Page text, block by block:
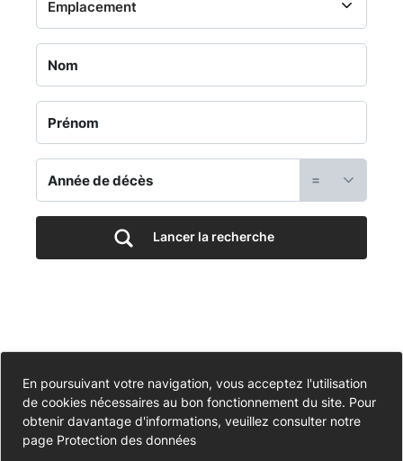
-
Jardin
du
Souvenir
-
Cimetière
Portail
funéraire
=
Lancer la recherche
Accessibilité
Partiellement conforme
Données personnelles
En poursuivant votre navigation, vous acceptez l'utilisation
de cookies nécessaires au bon fonctionnement du site. Pour
obtenir davantage d'informations, veuillez consulter notre
page Protection des données